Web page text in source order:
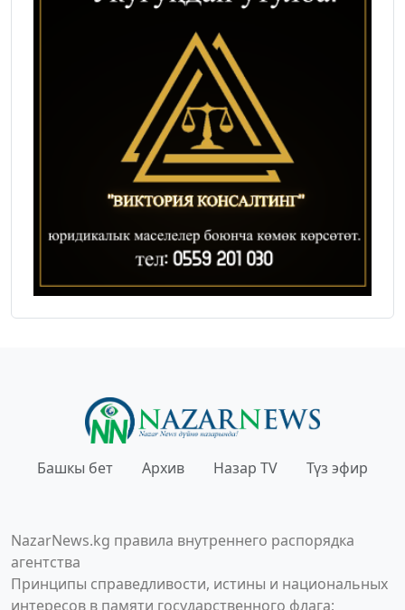
Башкы бет Архив Назар TV Түз эфир
NazarNews.kg правила внутреннего распорядка
агентства
Принципы справедливости, истины и национальных
интересов в памяти государственного флага;